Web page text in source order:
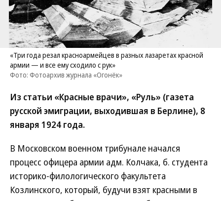
«Три года резал красноармейцев в разных лазаретах красной
армии — и все ему сходило с рук»
Фото: Фотоархив журнала «Огонёк»
Из статьи «Красные врачи», «Руль» (газета
русской эмиграции, выходившая в Берлине), 8
января 1924 года.
В Московском военном трибунале начался
процесс офицера армии адм. Колчака, б. студента
историко-филологического факультета
Козлинского, который, будучи взят красными в